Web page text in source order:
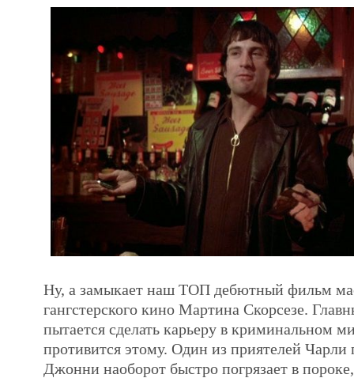
Ну, а замыкает наш ТОП дебютный фильм
гангстерского кино Мартина Скорсезе.
пытается сделать карьеру в криминальном
противится этому. Один из приятелей
Джонни наоборот быстро погрязает в